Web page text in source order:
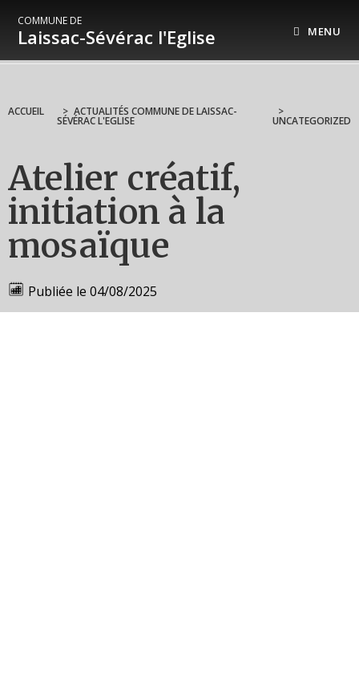
COMMUNE DE
Laissac-Sévérac l'Eglise MENU
ACCUEIL > ACTUALITÉS COMMUNE DE LAISSAC-
SÉVÉRAC L'EGLISE
>
UNCATEGORIZED
Atelier créatif,
initiation à la
mosaïque
Publiée le 04/08/2025